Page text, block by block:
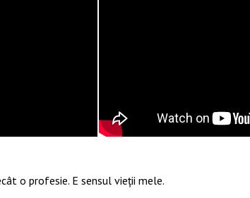
o profesie. E sensul vieții mele.